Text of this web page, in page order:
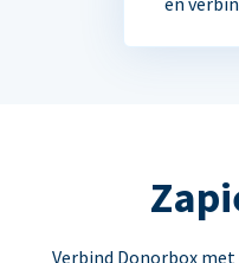
Verbind Donorbox